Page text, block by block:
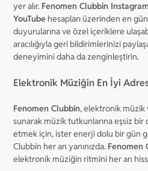
yer alır. Fenomen Clubbin Instagram
YouTube hesapları üzerinden en
duyurularına ve özel içeriklere
aracılığıyla geri bildirimlerinizi
deneyimini daha da zenginleştirin.
Elektronik Müziğin En İyi
Fenomen Clubbin, elektronik
sunarak müzik tutkunlarına eşsiz
etmek için, ister enerji dolu bir gün
Clubbin her an yanınızda. Fenomen
elektronik müziğin ritmini her an